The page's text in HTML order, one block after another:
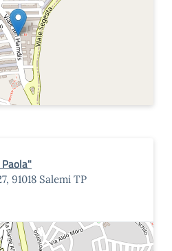
91018 Salemi TP